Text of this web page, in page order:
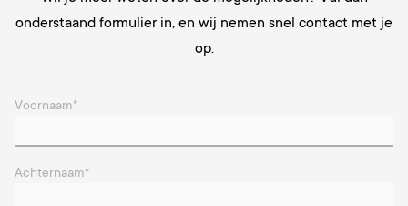
onderstaand formulier in, en wij nemen snel contact met je
op.
Voornaam*
Achternaam*